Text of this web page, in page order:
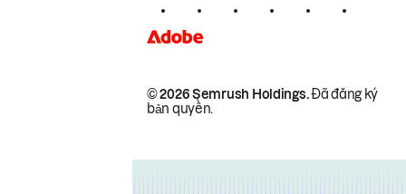
© 2026 Semrush Holdings.Đã đăng ký
bản quyền.